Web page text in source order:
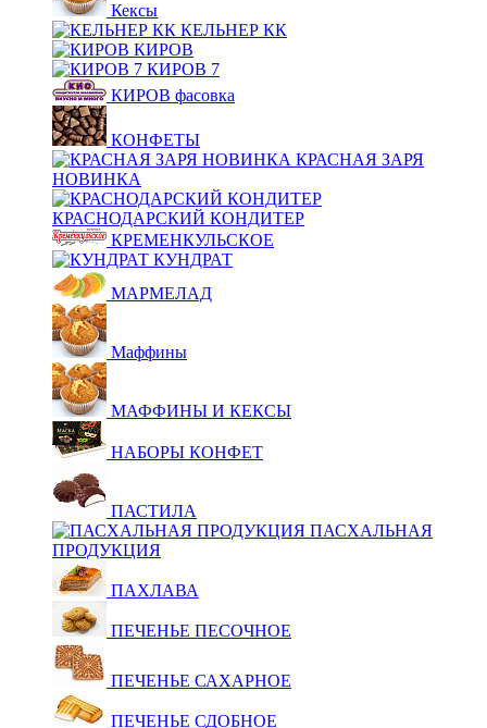
Кексы
КЕЛЬНЕР КК
КИРОВ
КИРОВ 7
КИРОВ фасовка
КОНФЕТЫ
КРАСНАЯ ЗАРЯ
НОВИНКА
КРАСНОДАРСКИЙ КОНДИТЕР
КРЕМЕНКУЛЬСКОЕ
КУНДРАТ
МАРМЕЛАД
Маффины
МАФФИНЫ И КЕКСЫ
НАБОРЫ КОНФЕТ
ПАСТИЛА
ПАСХАЛЬНАЯ
ПРОДУКЦИЯ
ПАХЛАВА
ПЕЧЕНЬЕ ПЕСОЧНОЕ
ПЕЧЕНЬЕ САХАРНОЕ
ПЕЧЕНЬЕ СДОБНОЕ